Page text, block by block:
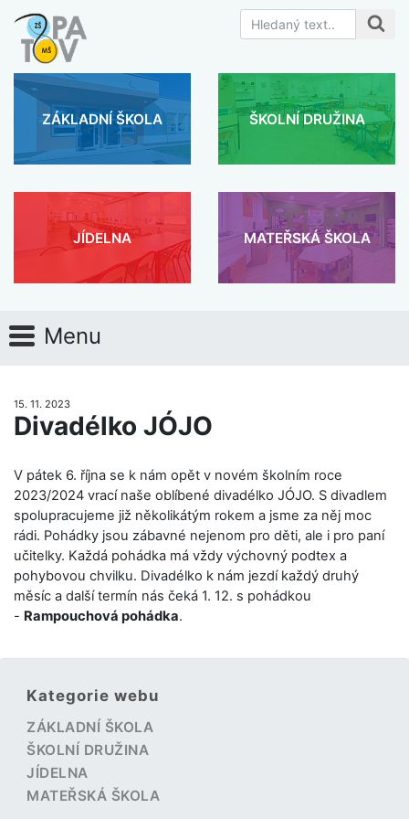
ZÁKLADNÍ ŠKOLA ŠKOLNÍ DRUŽINA
JÍDELNA MATEŘSKÁ ŠKOLA
Menu
15. 11. 2023
Divadélko JÓJO
V pátek 6. října se k nám opět v novém školním roce
2023/2024 vrací naše oblíbené divadélko JÓJO. S divadlem
spolupracujeme již několikátým rokem a jsme za něj moc
rádi. Pohádky jsou zábavné nejenom pro děti, ale i pro paní
učitelky. Každá pohádka má vždy výchovný podtex a
pohybovou chvilku. Divadélko k nám jezdí každý druhý
měsíc a další termín nás čeká 1. 12. s pohádkou
- Rampouchová pohádka.
Kategorie webu
ZÁKLADNÍ ŠKOLA
ŠKOLNÍ DRUŽINA
JÍDELNA
MATEŘSKÁ ŠKOLA